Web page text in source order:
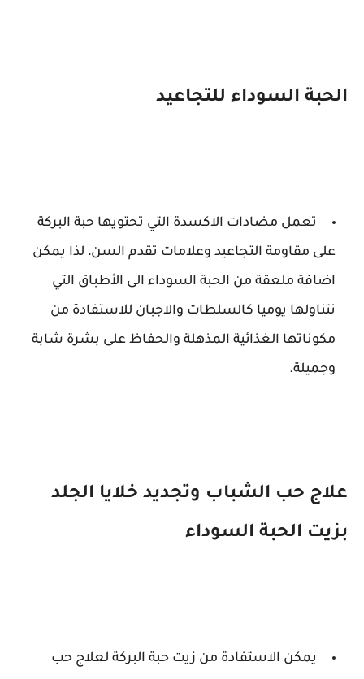
الحبة السوداء للتجاعيد
تعمل مضادات الاكسدة التي تحتويها حبة البركة
على مقاومة التجاعيد وعلامات تقدم السن، لذا يمكن
اضافة ملعقة من الحبة السوداء الى الأطباق التي
نتناولها يوميا كالسلطات والاجبان للاستفادة من
مكوناتها الغذائية المذهلة والحفاظ على بشرة شابة
وجميلة.
علاج حب الشباب وتجديد خلايا الجلد
بزيت الحبة السوداء
يمكن الاستفادة من زيت حبة البركة لعلاج حب